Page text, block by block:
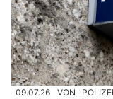
09.07.26 VON